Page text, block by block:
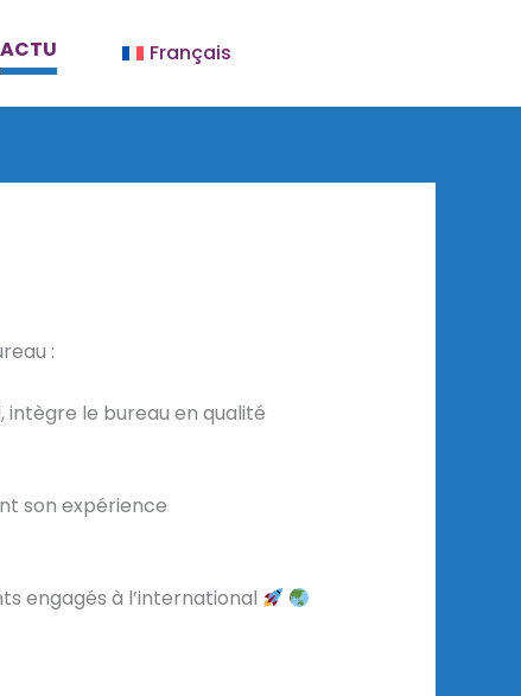
ACTU Français
:
intègre le bureau en qualité
son expérience
engagés à l’international